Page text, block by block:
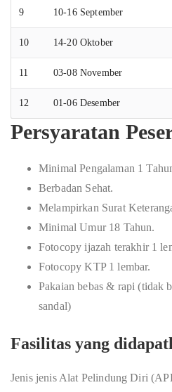
9 10-16 September
10 14-20 Oktober
11 03-08 November
12 01-06 Desember
Persyaratan
Minimal Pengalaman 1
Berbadan Sehat.
Melampirkan Surat
Minimal Umur 18 Tahun.
Fotocopy ijazah terakhir 1
Fotocopy KTP 1 lembar.
Pakaian bebas & rapi (tidak
sandal)
Fasilitas yang
Jenis jenis Alat Pelindung Diri